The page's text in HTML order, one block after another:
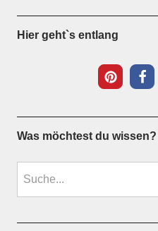
Hier geht`s entlang
Was möchtest du wissen?